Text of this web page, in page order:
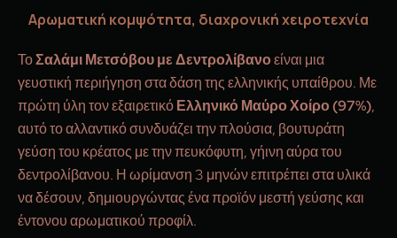
Αρωματική κομψότητα, διαχρονική χειροτεχνία
ΤοΣαλάμι Μετσόβου με Δεντρολίβανοείναι μια
γευστική περιήγηση στα δάση της ελληνικής υπαίθρου. Με
πρώτη ύλη τον εξαιρετικόΕλληνικό Μαύρο Χοίρο (97%),
αυτό το αλλαντικό συνδυάζει την πλούσια, βουτυράτη
γεύση του κρέατος με την πευκόφυτη, γήινη αύρα του
δεντρολίβανου. Η ωρίμανση 3 μηνών επιτρέπει στα υλικά
να δέσουν, δημιουργώντας ένα προϊόν μεστή γεύσης και
έντονου αρωματικού προφίλ.